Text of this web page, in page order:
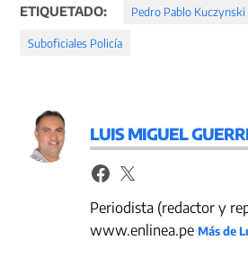
ETIQUETADO: Pedro Pablo Kuczynski
Suboficiales Policía
LUIS MIGUEL
Periodista (redactor y
www.enlinea.peMás de